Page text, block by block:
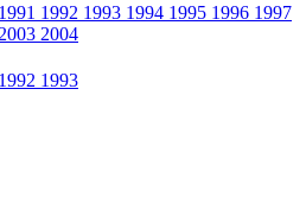
1991 1992 1993 1994 1995 1996 1997
2003 2004
1992 1993